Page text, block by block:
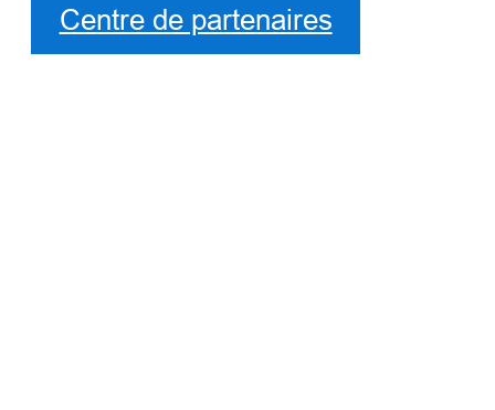
Centre de partenaires